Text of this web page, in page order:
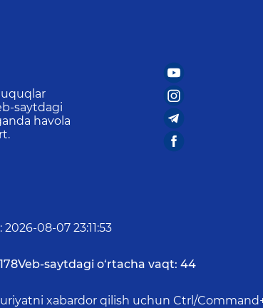
saytdagi
havola
: 2026-08-07 23:11:53
178Veb-saytdagi o‘rtacha vaqt: 44
xabardor qilish uchun Ctrl/